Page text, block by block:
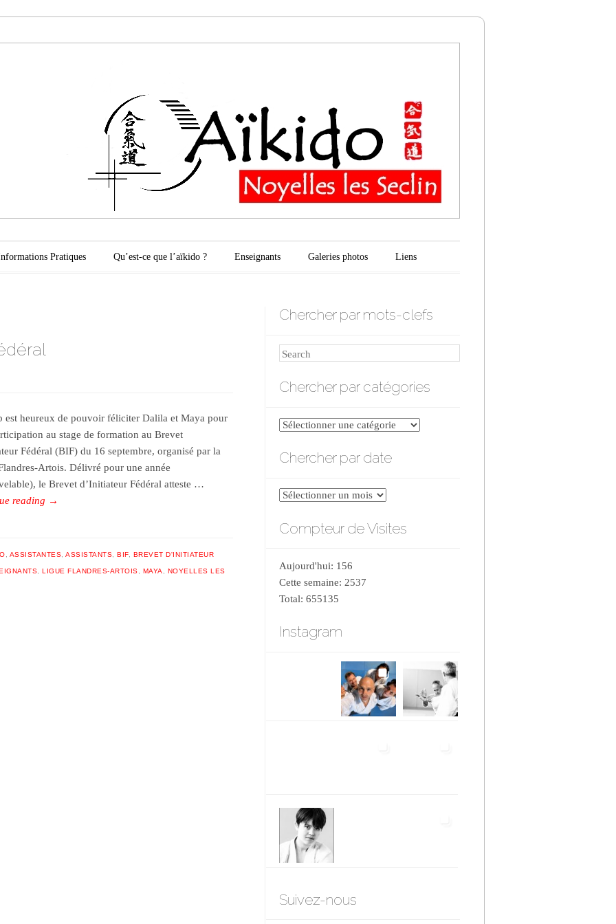
Pratiques Qu’est-ce que l’aïkido ? Enseignants Galeries photos Liens
est heureux de pouvoir féliciter Dalila et Maya pour
au stage de formation au Brevet
Fédéral (BIF) du 16 septembre, organisé par la
Artois. Délivré pour une année
le Brevet d’Initiateur Fédéral atteste …
reading →
ASSISTANTES ASSISTANTS BIF, BREVET D'INITIATEUR
LIGUE FLANDRES-ARTOIS MAYA NOYELLES LES
Chercher par mots-clefs
Search
Chercher par catégories
Chercher
catégories
Chercher par date
Chercher
date
Compteur de Visites
Aujourd'hui: 156
Cette semaine: 2537
Total: 655135
Instagram
Suivez-nous